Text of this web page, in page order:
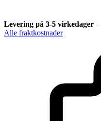
Levering på 3-5 virkedager –
Alle fraktkostnader